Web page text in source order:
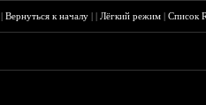
|Вернуться к началу ||Лёгкий режим |Список